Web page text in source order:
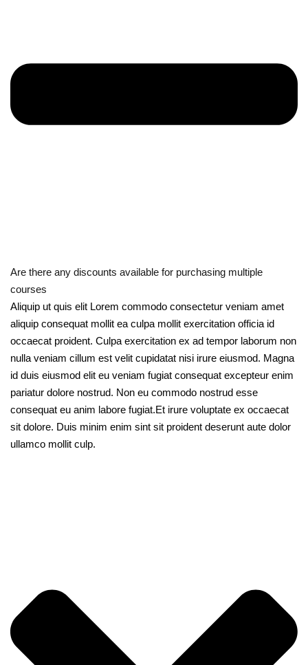
Are there any discounts available for purchasing multiple
courses
Aliquip ut quis elit Lorem commodo consectetur veniam amet
aliquip consequat mollit ea culpa mollit exercitation officia id
occaecat proident. Culpa exercitation ex ad tempor laborum non
nulla veniam cillum est velit cupidatat nisi irure eiusmod. Magna
id duis eiusmod elit eu veniam fugiat consequat excepteur enim
pariatur dolore nostrud. Non eu commodo nostrud esse
consequat eu anim labore fugiat.Et irure voluptate ex occaecat
sit dolore. Duis minim enim sint sit proident deserunt aute dolor
ullamco mollit culp.